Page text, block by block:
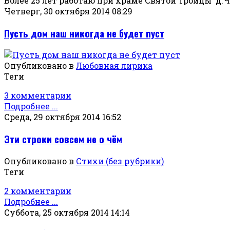
Четверг, 30 октября 2014 08:29
Пусть дом наш никогда не будет пуст
Опубликовано в Любовная лирика
Теги
3 комментарии
Подробнее ...
Среда, 29 октября 2014 16:52
Эти строки совсем не о чём
Опубликовано в Стихи (без рубрики)
Теги
2 комментарии
Подробнее ...
Суббота, 25 октября 2014 14:14